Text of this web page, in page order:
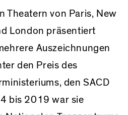
Theatern von Paris, New
London präsentiert
Auszeichnungen
den Preis des
den SACD
bis 2019 war sie